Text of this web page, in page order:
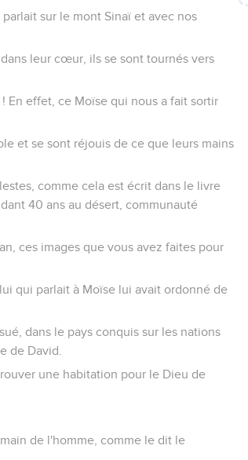
sur le mont Sinaï et avec nos
leur cœur, ils se sont tournés vers
En effet, ce Moïse qui nous a fait sortir
et se sont réjouis de ce que leurs mains
comme cela est écrit dans le livre
40 ans au désert, communauté
ces images que vous avez faites pour
qui parlait à Moïse lui avait ordonné de
dans le pays conquis sur les nations
de David.
une habitation pour le Dieu de
de l'homme, comme le dit le